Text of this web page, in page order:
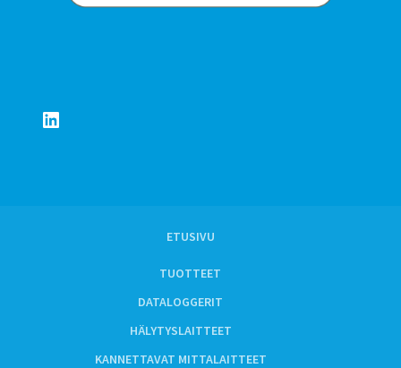
LinkedIn
ETUSIVU
TUOTTEET
DATALOGGERIT
HÄLYTYSLAITTEET
KANNETTAVAT MITTALAITTEET